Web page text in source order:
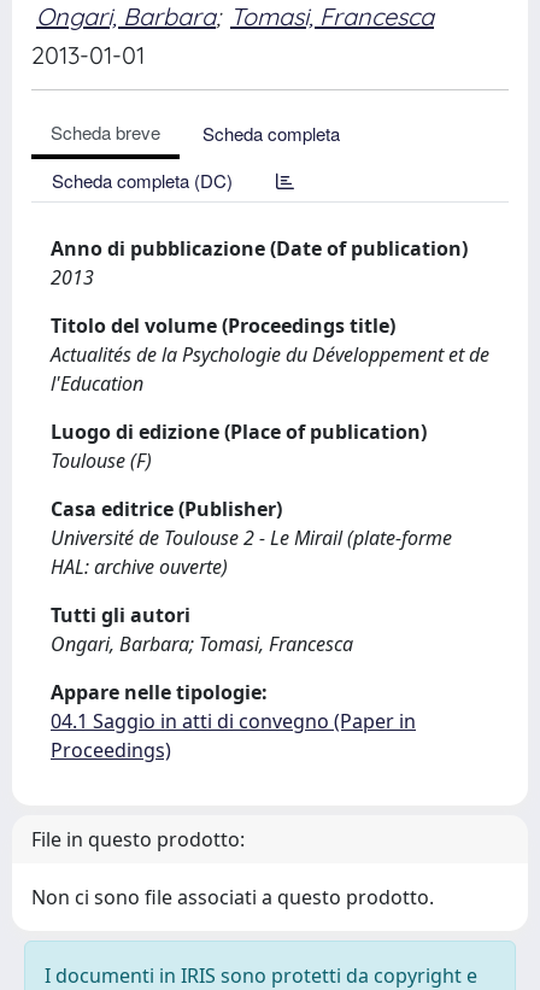
Ongari, Barbara; Tomasi, Francesca
2013-01-01
Scheda breve
Scheda completa
Scheda completa (DC)
Anno di pubblicazione (Date of publication)
2013
Titolo del volume (Proceedings title)
Actualités de la Psychologie du Développement et de
l'Education
Luogo di edizione (Place of publication)
Toulouse (F)
Casa editrice (Publisher)
Université de Toulouse 2 - Le Mirail (plate-forme
HAL: archive ouverte)
Tutti gli autori
Ongari, Barbara; Tomasi, Francesca
Appare nelle tipologie:
04.1 Saggio in atti di convegno (Paper in
Proceedings)
File in questo prodotto:
Non ci sono file associati a questo prodotto.
I documenti in IRIS sono protetti da copyright e